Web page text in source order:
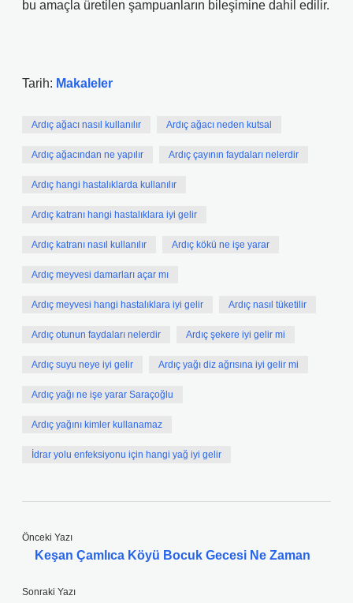
bu amaçla üretilen şampuanların bileşimine dahil edilir.
Tarih: Makaleler
Ardıç ağacı nasıl kullanılır Ardıç ağacı neden kutsal
Ardıç ağacından ne yapılır Ardıç çayının faydaları nelerdir
Ardıç hangi hastalıklarda kullanılır
Ardıç katranı hangi hastalıklara iyi gelir
Ardıç katranı nasıl kullanılır Ardıç kökü ne işe yarar
Ardıç meyvesi damarları açar mı
Ardıç meyvesi hangi hastalıklara iyi gelir Ardıç nasıl tüketilir
Ardıç otunun faydaları nelerdir Ardıç şekere iyi gelir mi
Ardıç suyu neye iyi gelir Ardıç yağı diz ağrısına iyi gelir mi
Ardıç yağı ne işe yarar Saraçoğlu
Ardıç yağını kimler kullanamaz
İdrar yolu enfeksiyonu için hangi yağ iyi gelir
Önceki Yazı
Keşan Çamlıca Köyü Bocuk Gecesi Ne Zaman
Sonraki Yazı